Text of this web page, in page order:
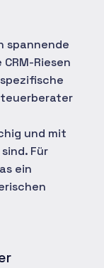
spannende
Riesen
und mit
Für
ein